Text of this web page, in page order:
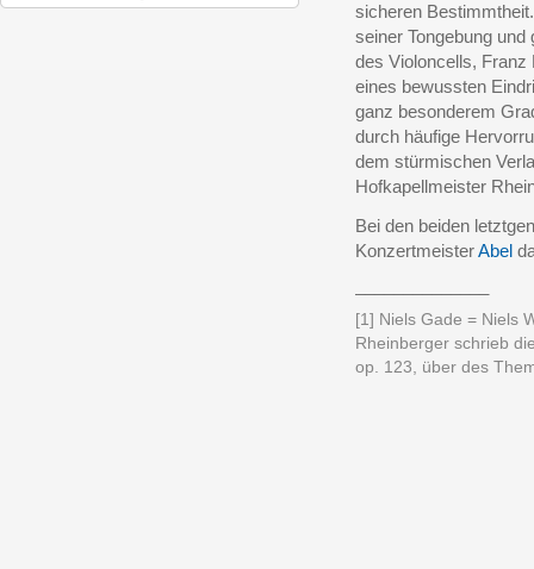
sicheren
seiner Tongebung
des Violoncells, Franz
eines bewussten
ganz besonderem
durch häufige
dem stürmischen
Hofkapellmeister
Bei den beiden
KonzertmeisterAbel
[1] Niels Gade = Niels
Rheinberger schrieb
op. 123, über des